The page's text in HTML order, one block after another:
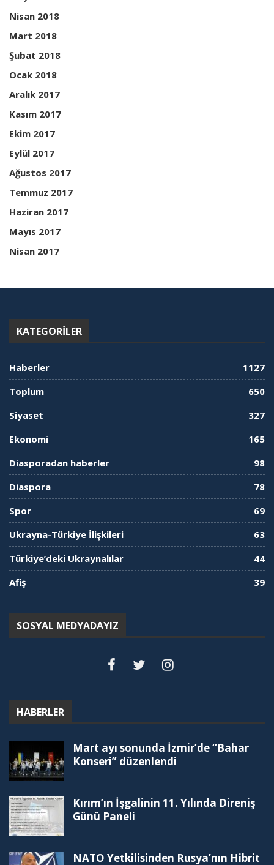
Nisan 2018
Mart 2018
Şubat 2018
Ocak 2018
Aralık 2017
Kasım 2017
Ekim 2017
Eylül 2017
Ağustos 2017
Temmuz 2017
Haziran 2017
Mayıs 2017
Nisan 2017
KATEGORILER
Haberler
1127
Toplum
650
Siyaset
327
Ekonomi
165
Diasporadan haberler
98
Diaspora
78
Spor
69
Ukrayna-Türkiye İlişkileri
63
Türkiye’deki Ukraynalılar
44
Afiş
39
SOSYAL MEDYADAYIZ
HABERLER
Mart ayı sonunda İzmir’de “Bahar
Konseri” düzenlendi
Kırım’ın İşgalinin 11. Yılında Direniş
Günü Paneli
NATO Yetkilisinden Rusya’nın Hibrit